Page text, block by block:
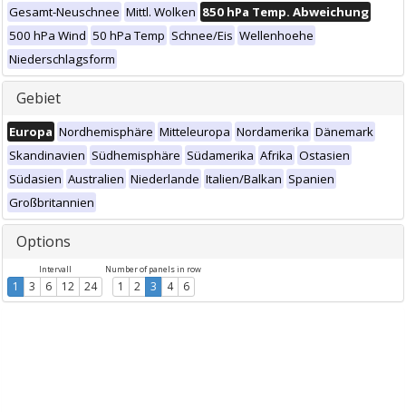
Gesamt-Neuschnee Mittl. Wolken 850 hPa Temp. Abweichung
500 hPa Wind 50 hPa Temp Schnee/Eis Wellenhoehe
Niederschlagsform
Gebiet
Europa Nordhemisphäre Mitteleuropa Nordamerika Dänemark
Skandinavien Südhemisphäre Südamerika Afrika Ostasien
Südasien Australien Niederlande Italien/Balkan Spanien
Großbritannien
Options
Intervall
1 3 6 12 24
Number of panels in row
1 2 3 4 6